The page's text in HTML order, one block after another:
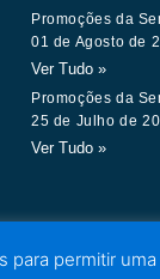
Promoções da
01 de Agosto de
Ver Tudo »
Promoções da
25 de Julho de
Ver Tudo »
para permitir